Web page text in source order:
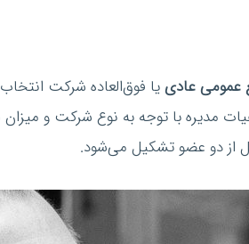
عمومی عادییا فوق‌العاده شرکت
مدیره با توجه به نوع شرکت و
از دو عضو تشکیل می‌شود.